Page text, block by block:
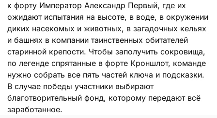
к форту Император Александр Первый, где их
ожидают испытания на высоте, в воде, в окружении
диких насекомых и животных, в загадочных кельях
и башнях в компании таинственных обитателей
старинной крепости. Чтобы заполучить сокровища,
по легенде спрятанные в форте Кроншлот, команде
нужно собрать все пять частей ключа и подсказки.
В случае победы участники выбирают
благотворительный фонд, которому передают всё
заработанное.